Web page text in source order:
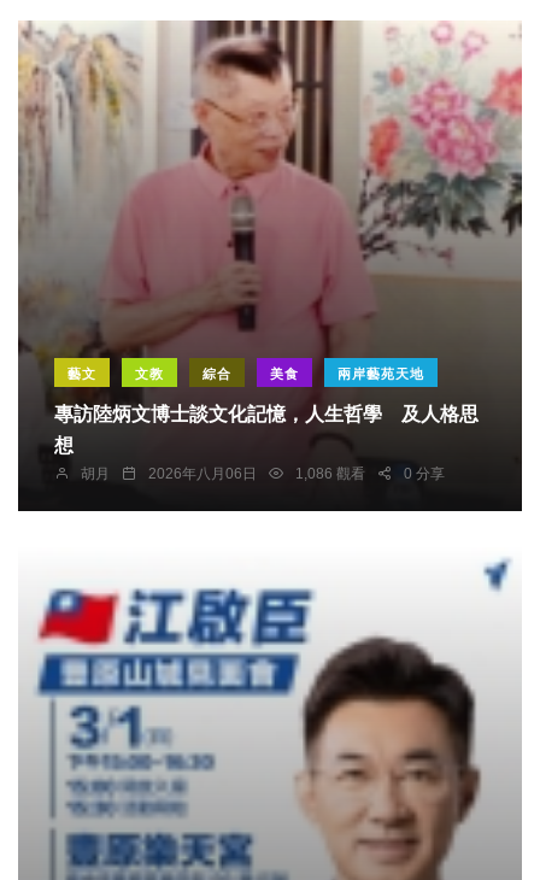
藝文 文教 綜合 美食 兩岸藝苑天地
專訪陸炳文博士談文化記憶，人生哲學 及人格思
想
胡月 2026年八月06日 1,086 觀看 0 分享